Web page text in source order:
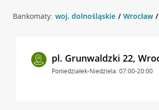
Bankomaty: woj. dolnośląskie Wrocław
pl. Grunwaldzki 22,
Poniedziałek-Niedziela: 07:00-20:00